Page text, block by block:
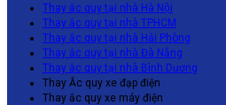
Thay ắc quy tại nhà Hà Nội
Thay ắc quy tại nhà TPHCM
Thay ắc quy tại nhà Hải Phòng
Thay ắc quy tại nhà Đà Nẵng
Thay ắc quy tại nhà Bình Dương
Thay Ắc quy xe đạp điện
Thay ắc quy xe máy điện